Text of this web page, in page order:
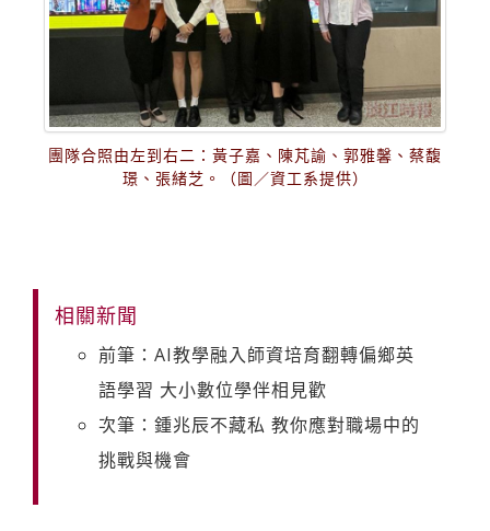
團隊合照由左到右二：黃子嘉、陳芃諭、郭雅馨、蔡馥
璟、張緒芝。（圖／資工系提供）
相關新聞
前筆：AI教學融入師資培育翻轉偏鄉英
語學習 大小數位學伴相見歡
次筆：鍾兆辰不藏私 教你應對職場中的
挑戰與機會